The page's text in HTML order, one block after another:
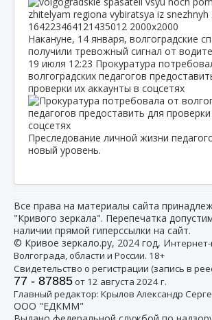
Накануне, 14 января, волгоградские
получили тревожный сигнал от
19 июля 12:23 Прокуратура
волгоградских педагогов
проверки их аккаунты в соцсетях
Преследование личной жизни
новый уровень.
Все права на материалы сайта
"Кривого зеркала". Перепечатка
наличии прямой гиперссылки на сайт.
© Кривое зеркало.ру, 2024 год, И
Волгограда, области и России. 18+
Свидетельство о регистрации (запись в
77 - 87885от 12 августа 2024 г.
Главный редактор: Крылов Александр
ООО "ЕДКММ"